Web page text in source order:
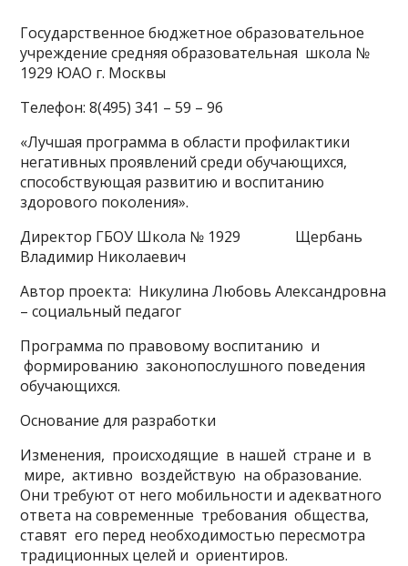
Государственное бюджетное образовательное
учреждение средняя образовательная школа №
1929 ЮАО г. Москвы
Телефон: 8(495) 341 – 59 – 96
«Лучшая программа в области профилактики
негативных проявлений среди обучающихся,
способствующая развитию и воспитанию
здорового поколения».
Директор ГБОУ Школа № 1929 Щербань
Владимир Николаевич
Автор проекта: Никулина Любовь Александровна
– социальный педагог
Программа по правовому воспитанию и
формированию законопослушного поведения
обучающихся.
Основание для разработки
Изменения, происходящие в нашей стране и в
мире, активно воздействую на образование.
Они требуют от него мобильности и адекватного
ответа на современные требования общества,
ставят его перед необходимостью пересмотра
традиционных целей и ориентиров.